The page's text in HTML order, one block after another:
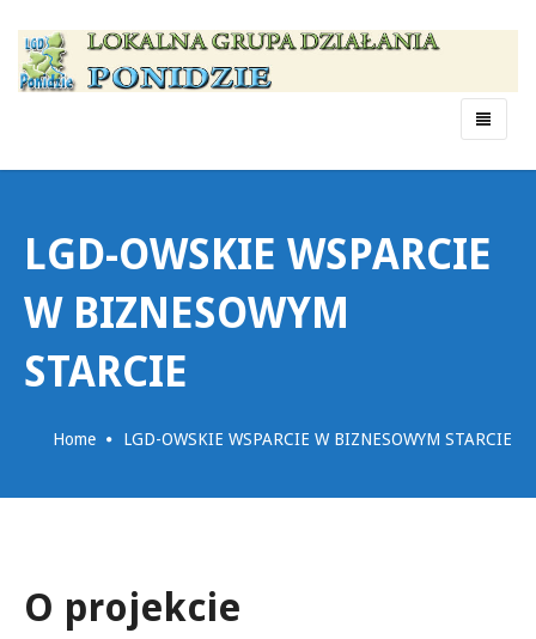
Menu
LGD-OWSKIE WSPARCIE
W BIZNESOWYM
STARCIE
Home LGD-OWSKIE WSPARCIE W BIZNESOWYM STARCIE
O projekcie